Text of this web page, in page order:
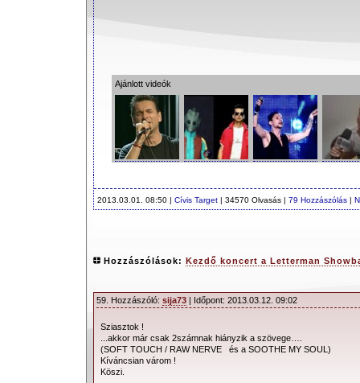
Ajánlott videók
2013.03.01. 08:50 | Cívis Target | 34570 Olvasás | 79 Hozzászólás |
Hozzászólások: Kezdő koncert a Letterman
59. Hozzászóló: sija73 | Időpont: 2013.03.12. 09:02
Sziasztok !
...akkor már csak 2számnak hiányzik a szövege….
(SOFT TOUCH / RAW NERVE és a SOOTHE MY SOUL)
Kíváncsian várom !
Köszi.